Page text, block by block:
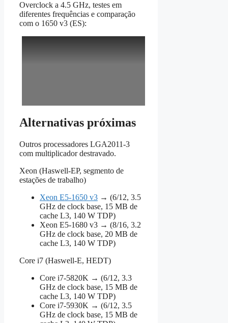
Overclock a 4.5 GHz, testes em
diferentes frequências e comparação
com o 1650 v3 (ES):
Alternativas próximas
Outros processadores LGA2011‑3
com multiplicador destravado.
Xeon (Haswell‑EP, segmento de
estações de trabalho)
Xeon E5‑1650 v3 → (6/12, 3.5
GHz de clock base, 15 MB de
cache L3, 140 W TDP)
Xeon E5‑1680 v3 → (8/16, 3.2
GHz de clock base, 20 MB de
cache L3, 140 W TDP)
Core i7 (Haswell‑E, HEDT)
Core i7‑5820K → (6/12, 3.3
GHz de clock base, 15 MB de
cache L3, 140 W TDP)
Core i7‑5930K → (6/12, 3.5
GHz de clock base, 15 MB de